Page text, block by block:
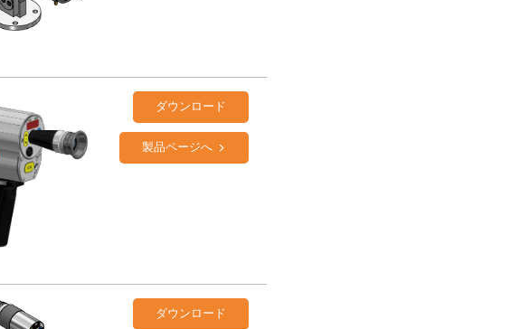
ダウンロード
製品ページへ
ダウンロード